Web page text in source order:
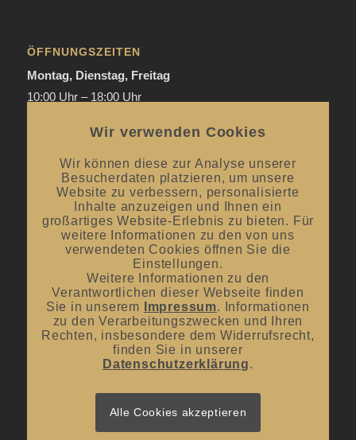
ÖFFNUNGSZEITEN
Montag, Dienstag, Freitag
10:00 Uhr – 18:00 Uhr
Mai bis September:12:00 Uhr – 20:00 Uhr / ab 18.00 Uhr
offene Verkostungen
Oktober bis April:12.00 Uhr – 18.00 Uhr
Mittwoch und Samstag
von 10:00 Uhr – 14:00 Uhr
UNSER BLOG
#donnerstagsprickelts – Lust auf eine Geschmacksexplosion?
Wir verwenden Cookies
Wir können diese zur Analyse unserer
Besucherdaten platzieren, um unsere
Website zu verbessern, personalisierte
Inhalte anzuzeigen und Ihnen ein
großartiges Website-Erlebnis zu bieten. Für
weitere Informationen zu den von uns
verwendeten Cookies öffnen Sie die
Einstellungen.
Weitere Informationen zu den
Verantwortlichen dieser Webseite finden
Sie in unserem
Impressum. Informationen
zu den Verarbeitungszwecken und Ihren
Rechten, insbesondere dem Widerrufsrecht,
finden Sie in unserer
Datenschutzerklärung.
Alle Cookies akzeptieren